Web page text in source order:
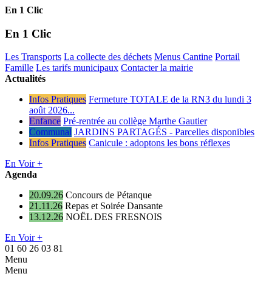
En 1 Clic
En 1 Clic
Les Transports La collecte des déchets Menus Cantine Portail
Famille Les tarifs municipaux Contacter la mairie
Actualités
Infos Pratiques Fermeture TOTALE de la RN3 du lundi 3
août 2026...
Enfance Pré-rentrée au collège Marthe Gautier
Communal JARDINS PARTAGÉS - Parcelles disponibles
Infos Pratiques Canicule : adoptons les bons réflexes
En Voir +
Agenda
20.09.26 Concours de Pétanque
21.11.26 Repas et Soirée Dansante
13.12.26 NOËL DES FRESNOIS
En Voir +
01 60 26 03 81
Menu
Menu